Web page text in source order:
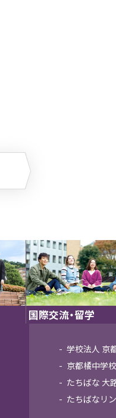
国際交流・留学
学校法人 京
京都橘中学
たちばな 大
たちばなリ